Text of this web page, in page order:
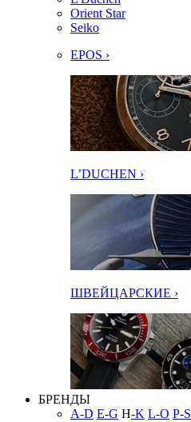
Orient Star
Seiko
EPOS ›
L’DUCHEN ›
ШВЕЙЦАРСКИЕ ›
БРЕНДЫ
A-D E-G H-K L-O P-S